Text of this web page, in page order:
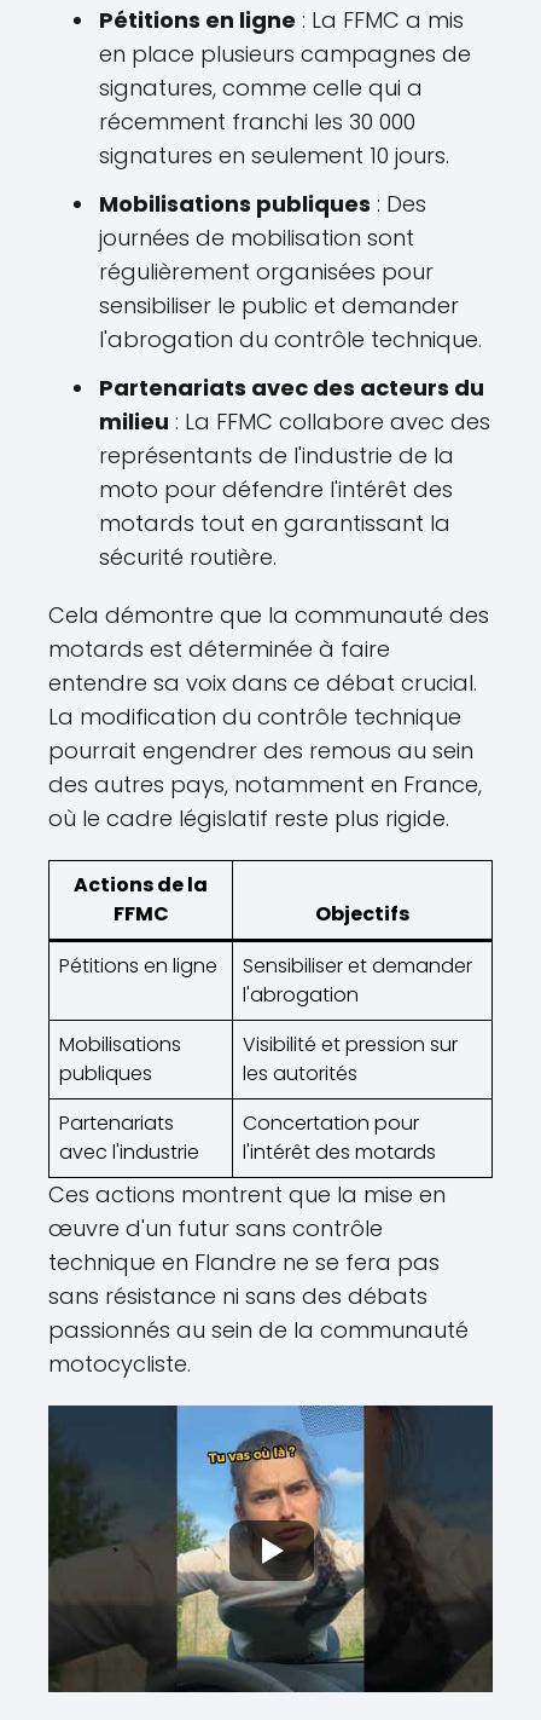
Pétitions en ligne : La FFMC a mis
en place plusieurs campagnes de
signatures, comme celle qui a
récemment franchi les 30 000
signatures en seulement 10 jours.
Mobilisations publiques : Des
journées de mobilisation sont
régulièrement organisées pour
sensibiliser le public et demander
l'abrogation du contrôle technique.
Partenariats avec des acteurs du
milieu : La FFMC collabore avec des
représentants de l'industrie de la
moto pour défendre l'intérêt des
motards tout en garantissant la
sécurité routière.
Cela démontre que la communauté des
motards est déterminée à faire
entendre sa voix dans ce débat crucial.
La modification du contrôle technique
pourrait engendrer des remous au sein
des autres pays, notamment en France,
où le cadre législatif reste plus rigide.
Actions de la
FFMC
Objectifs
Pétitions en ligne
Sensibiliser et demander
l'abrogation
Mobilisations
publiques
Visibilité et pression sur
les autorités
Partenariats
avec l'industrie
Concertation pour
l'intérêt des motards
Ces actions montrent que la mise en
œuvre d'un futur sans contrôle
technique en Flandre ne se fera pas
sans résistance ni sans des débats
passionnés au sein de la communauté
motocycliste.